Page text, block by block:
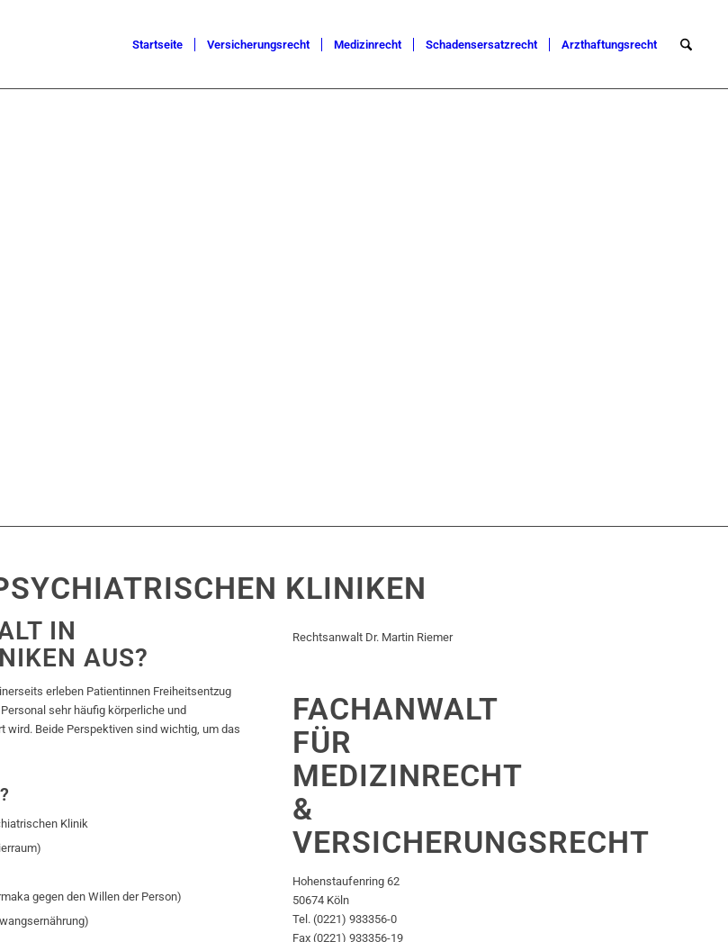
Startseite Versicherungsrecht Medizinrecht Schadensersatzrecht Arzthaftungsrecht
KLINIKEN
IN
AUS?
erleben Patientinnen Freiheitsentzug
sehr häufig körperliche und
Beide Perspektiven sind wichtig, um das
Klinik
gegen den Willen der Person)
Rechtsanwalt Dr. Martin Riemer
FACHANWALT
FÜR
MEDIZINRECHT
&
VERSICHERUNGSRECHT
Hohenstaufenring 62
50674 Köln
Tel. (0221) 933356-0
Fax (0221) 933356-19